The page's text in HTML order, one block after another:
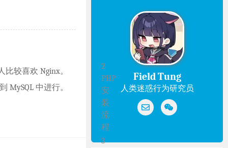
较喜欢 Nginx。
MySQL 中进行。
Field Tung
人类迷惑行为研究员
2
PHP
安
装
流
程
3